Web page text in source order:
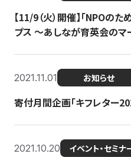
【11/9（火）開催】「NPOの
プス 〜あしなが育英会のマ
2021.11.01 お知らせ
寄付月間企画「キフレター
2021.10.20 イベント・セミナ